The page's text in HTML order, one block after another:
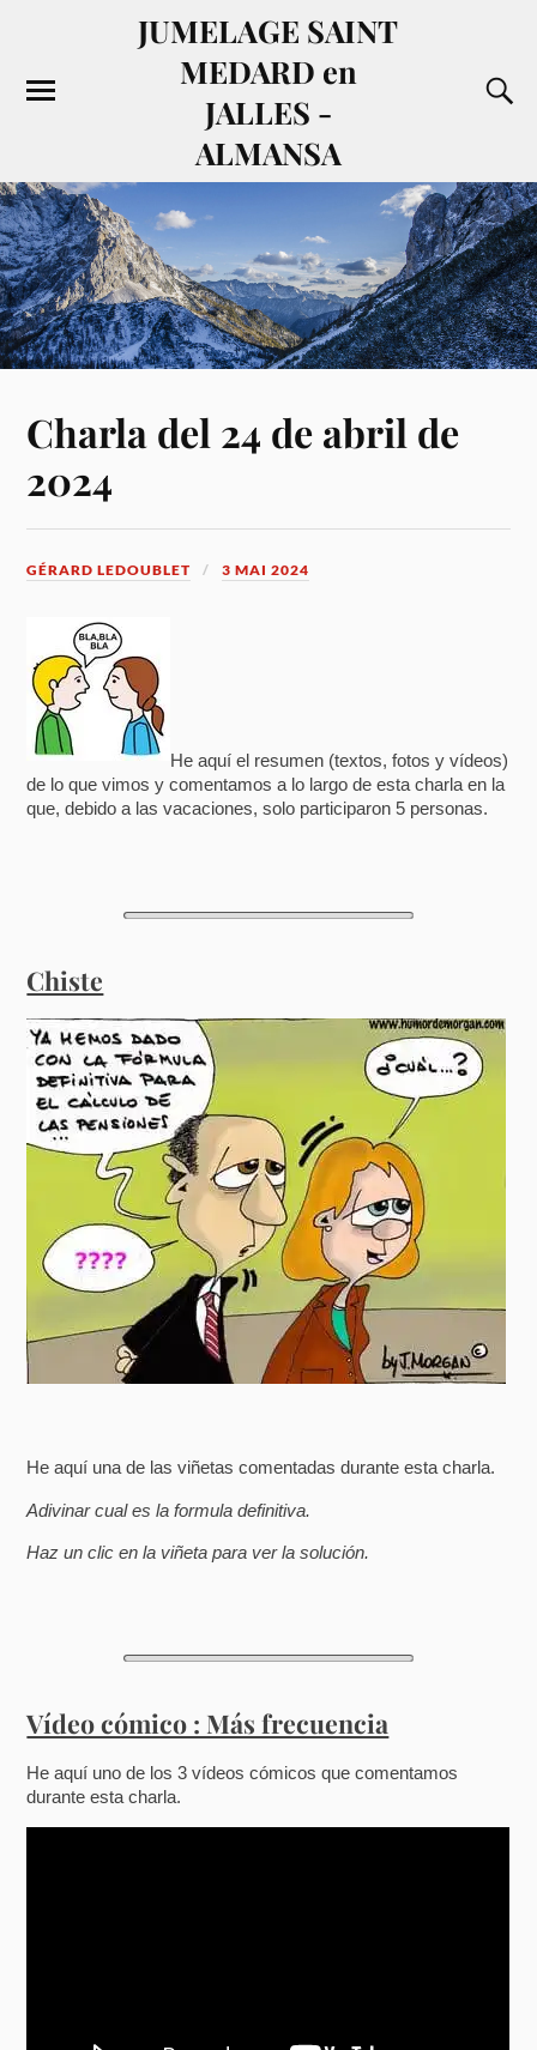
JUMELAGE SAINT
MEDARD en
JALLES -
ALMANSA
Charla del 24 de abril de
2024
GÉRARD LEDOUBLET 3 MAI 2024
He aquí el resumen (textos, fotos y vídeos)
de lo que vimos y comentamos a lo largo de esta charla en la
que, debido a las vacaciones, solo participaron 5 personas.
Chiste
He aquí una de las viñetas comentadas durante esta charla.
Adivinar cual es la formula definitiva.
Haz un clic en la viñeta para ver la solución.
Vídeo cómico : Más frecuencia
He aquí uno de los 3 vídeos cómicos que comentamos
durante esta charla.